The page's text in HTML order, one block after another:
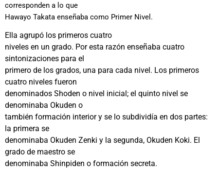
corresponden a lo que
Hawayo Takata enseñaba como Primer Nivel.
Ella agrupó los primeros cuatro
niveles en un grado. Por esta razón enseñaba cuatro
sintonizaciones para el
primero de los grados, una para cada nivel. Los primeros
cuatro niveles fueron
denominados Shoden o nivel inicial; el quinto nivel se
denominaba Okuden o
también formación interior y se lo subdividía en dos partes:
la primera se
denominaba Okuden Zenki y la segunda, Okuden Koki. El
grado de maestro se
denominaba Shinpiden o formación secreta.